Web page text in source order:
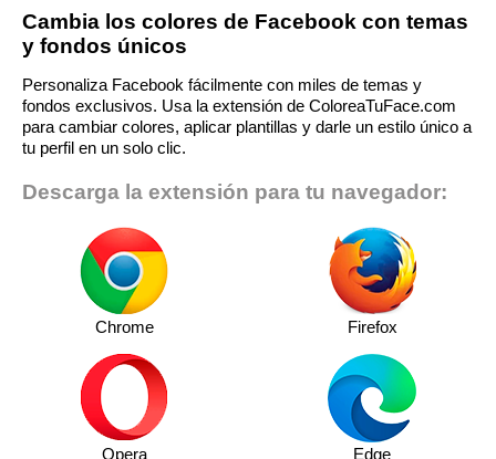
Cambia los colores de Facebook con temas
y fondos únicos
Personaliza Facebook fácilmente con miles de temas y
fondos exclusivos. Usa la extensión de ColoreaTuFace.com
para cambiar colores, aplicar plantillas y darle un estilo único a
tu perfil en un solo clic.
Descarga la extensión para tu navegador:
Chrome Firefox
Opera Edge